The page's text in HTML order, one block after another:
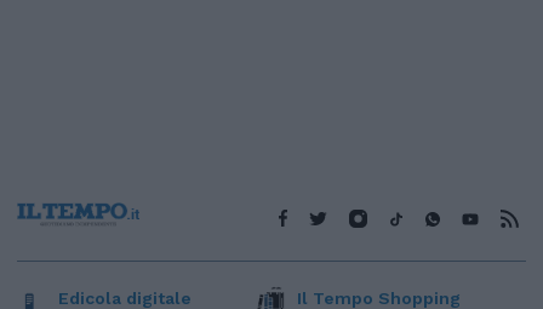
Edicola digitale Il Tempo Shopping